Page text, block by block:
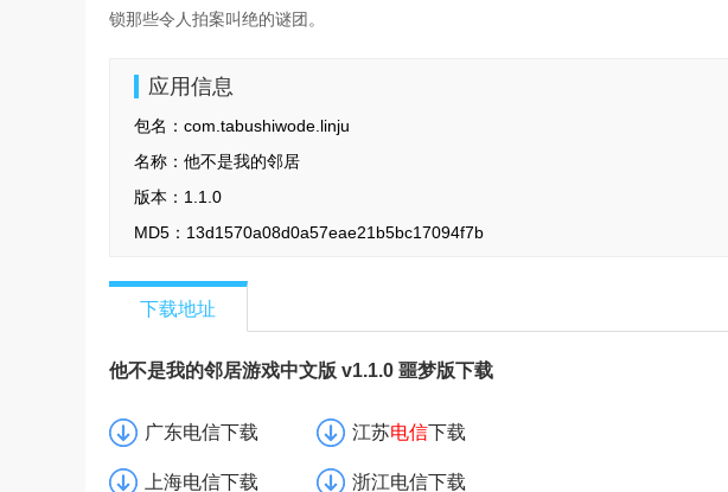
锁那些令人拍案叫绝的谜团。
应用信息
包名： com.tabushiwode.linju
名称： 他不是我的邻居
版本： 1.1.0
MD5： 13d1570a08d0a57eae21b5bc17094f7b
下载地址
他不是我的邻居游戏中文版 v1.1.0 噩梦版下载
广东电信下载 江苏电信下载
上海电信下载 浙江电信下载